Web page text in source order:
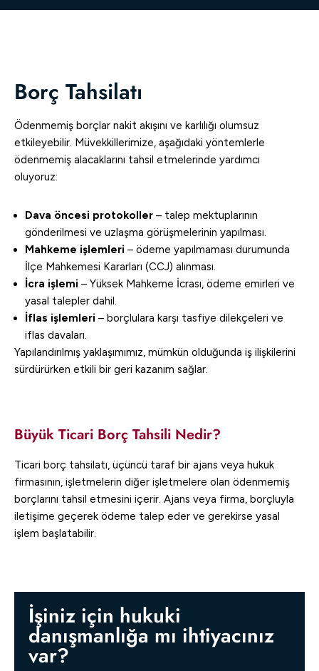
Borç Tahsilatı
Ödenmemiş borçlar nakit akışını ve karlılığı olumsuz
etkileyebilir. Müvekkillerimize, aşağıdaki yöntemlerle
ödenmemiş alacaklarını tahsil etmelerinde yardımcı
oluyoruz:
Dava öncesi protokoller – talep mektuplarının
gönderilmesi ve uzlaşma görüşmelerinin yapılması.
Mahkeme işlemleri – ödeme yapılmaması durumunda
İlçe Mahkemesi Kararları (CCJ) alınması.
İcra işlemi – Yüksek Mahkeme İcrası, ödeme emirleri ve
yasal talepler dahil.
İflas işlemleri – borçlulara karşı tasfiye dilekçeleri ve
iflas davaları.
Yapılandırılmış yaklaşımımız, mümkün olduğunda iş ilişkilerini
sürdürürken etkili bir geri kazanım sağlar.
Büyük Ticari Borç Tahsili Nedir?
Ticari borç tahsilatı, üçüncü taraf bir ajans veya hukuk
firmasının, işletmelerin diğer işletmelere olan ödenmemiş
borçlarını tahsil etmesini içerir. Ajans veya firma, borçluyla
iletişime geçerek ödeme talep eder ve gerekirse yasal
işlem başlatabilir.
İşiniz için hukuki
danışmanlığa mı ihtiyacınız
var?